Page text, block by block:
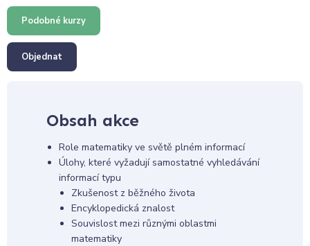
Podobné kurzy
Objednat
Obsah akce
Role matematiky ve světě plném informací
Úlohy, které vyžadují samostatné vyhledávání
informací typu
Zkušenost z běžného života
Encyklopedická znalost
Souvislost mezi různými oblastmi
matematiky